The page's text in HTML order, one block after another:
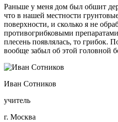
Раньше у меня дом был обшит
что в нашей местности
поверхности, и сколько я не
противогрибковыми
плесень появлялась, то грибок.
вообще забыл об этой головной
Иван Сотников
учитель
г. Москва